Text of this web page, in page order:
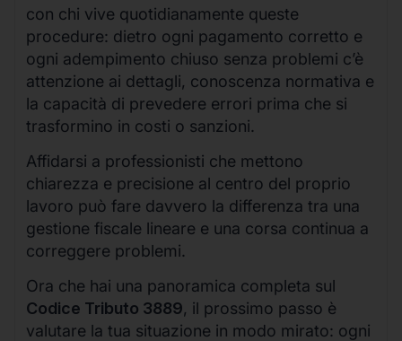
con chi vive quotidianamente queste
procedure: dietro ogni pagamento corretto e
ogni adempimento chiuso senza problemi c’è
attenzione ai dettagli, conoscenza normativa e
la capacità di prevedere errori prima che si
trasformino in costi o sanzioni.
Affidarsi a professionisti che mettono
chiarezza e precisione al centro del proprio
lavoro può fare davvero la differenza tra una
gestione fiscale lineare e una corsa continua a
correggere problemi.
Ora che hai una panoramica completa sul
Codice Tributo 3889, il prossimo passo è
valutare la tua situazione in modo mirato: ogni